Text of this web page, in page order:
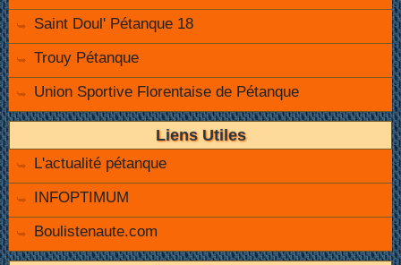
Saint Doul' Pétanque 18
Trouy Pétanque
Union Sportive Florentaise de Pétanque
Liens Utiles
L'actualité pétanque
INFOPTIMUM
Boulistenaute.com